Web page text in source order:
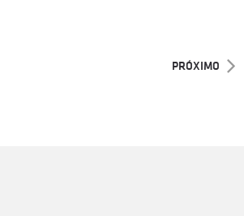
PRÓXIMO